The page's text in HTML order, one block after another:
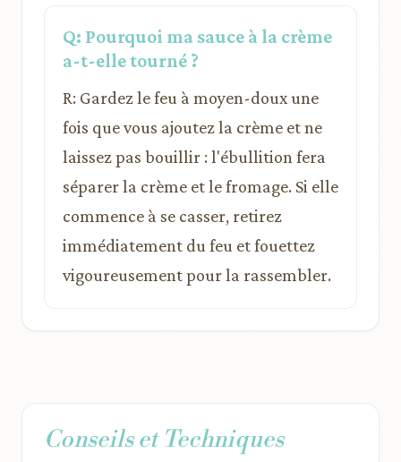
Q: Pourquoi ma sauce à la crème
a-t-elle tourné ?
R: Gardez le feu à moyen-doux une
fois que vous ajoutez la crème et ne
laissez pas bouillir : l'ébullition fera
séparer la crème et le fromage. Si elle
commence à se casser, retirez
immédiatement du feu et fouettez
vigoureusement pour la rassembler.
Conseils et Techniques